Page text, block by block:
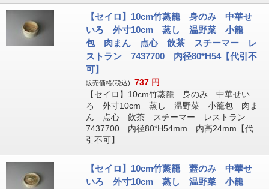
【セイロ】10cm竹蒸籠 身のみ 中華せ
いろ 外寸10cm 蒸し 温野菜 小籠
包 肉まん 点心 飲茶 スチーマー レ
ストラン 7437700 内径80*H54【代引不
可】
販売価格(税込): 737 円
【セイロ】10cm竹蒸籠 身のみ 中華せい
ろ 外寸10cm 蒸し 温野菜 小籠包 肉ま
ん 点心 飲茶 スチーマー レストラン
7437700 内径80*H54mm 内高24mm【代
引不可】
【セイロ】10cm竹蒸籠 蓋のみ 中華せ
いろ 外寸10cm 蒸し 温野菜 小籠